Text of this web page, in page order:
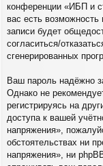
конференции «ИБП и
вас есть
записи будет
согласиться/
сгенерированных
Ваш пароль надёжно
Однако не
регистрируясь на
доступа к вашей
напряжения»,
обстоятельствах ни
напряжения», ни